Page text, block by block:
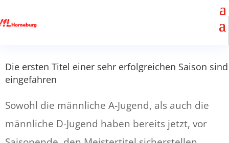
Die ersten Titel einer sehr erfolgreichen Saison sind
eingefahren
Sowohl die männliche A-Jugend, als auch die
männliche D-Jugend haben bereits jetzt, vor